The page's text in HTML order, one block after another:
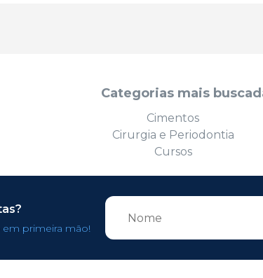
Categorias mais
Cimentos
Cirurgia e Periodontia
Cursos
em primeira mão!